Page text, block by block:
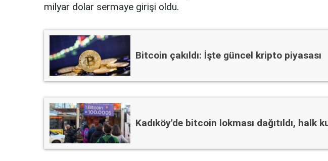
milyar dolar sermaye girişi oldu.
Bitcoin çakıldı: İşte güncel kripto piyasası
Kadıköy'de bitcoin lokması dağıtıldı, halk